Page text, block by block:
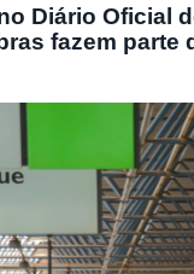
Diário Oficial
fazem parte